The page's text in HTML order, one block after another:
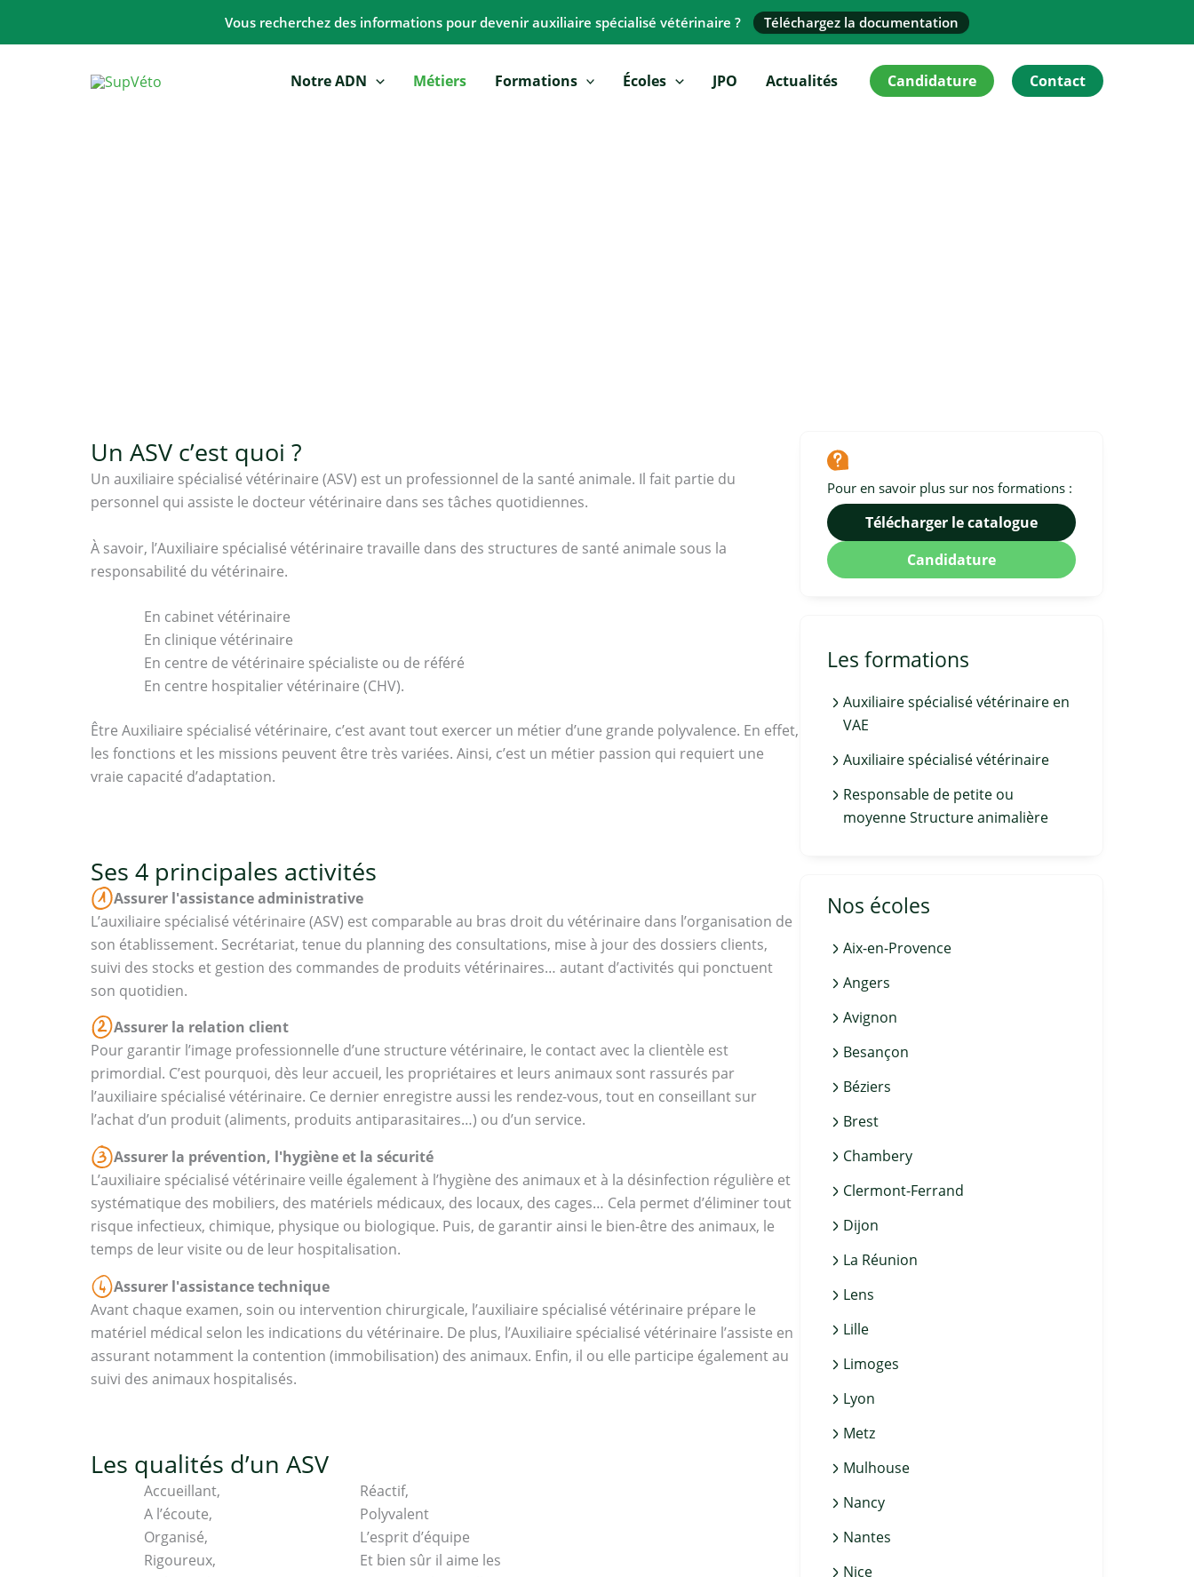
Vous recherchez des informations pour devenir auxiliaire spécialisé vétérinaire ? Téléchargez la documentation
Notre ADN Métiers Formations Écoles JPO Actualités Candidature Contact
Un ASV c’est quoi ?
Un auxiliaire spécialisé vétérinaire (ASV) est un professionnel de la santé animale. Il fait partie du
personnel qui assiste le docteur vétérinaire dans ses tâches quotidiennes.
À savoir, l’Auxiliaire spécialisé vétérinaire travaille dans des structures de santé animale sous la
responsabilité du vétérinaire.
En cabinet vétérinaire
En clinique vétérinaire
En centre de vétérinaire spécialiste ou de référé
En centre hospitalier vétérinaire (CHV).
Être Auxiliaire spécialisé vétérinaire, c’est avant tout exercer un métier d’une grande polyvalence. En effet,
les fonctions et les missions peuvent être très variées. Ainsi, c’est un métier passion qui requiert une
vraie capacité d’adaptation.
Ses 4 principales activités
Assurer l'assistance administrative
L’auxiliaire spécialisé vétérinaire (ASV) est comparable au bras droit du vétérinaire dans l’organisation de
son établissement. Secrétariat, tenue du planning des consultations, mise à jour des dossiers clients,
suivi des stocks et gestion des commandes de produits vétérinaires… autant d’activités qui ponctuent
son quotidien.
Assurer la relation client
Pour garantir l’image professionnelle d’une structure vétérinaire, le contact avec la clientèle est
primordial. C’est pourquoi, dès leur accueil, les propriétaires et leurs animaux sont rassurés par
l’auxiliaire spécialisé vétérinaire. Ce dernier enregistre aussi les rendez-vous, tout en conseillant sur
l’achat d’un produit (aliments, produits antiparasitaires…) ou d’un service.
Assurer la prévention, l'hygiène et la sécurité
L’auxiliaire spécialisé vétérinaire veille également à l’hygiène des animaux et à la désinfection régulière et
systématique des mobiliers, des matériels médicaux, des locaux, des cages… Cela permet d’éliminer tout
risque infectieux, chimique, physique ou biologique. Puis, de garantir ainsi le bien-être des animaux, le
temps de leur visite ou de leur hospitalisation.
Assurer l'assistance technique
Avant chaque examen, soin ou intervention chirurgicale, l’auxiliaire spécialisé vétérinaire prépare le
matériel médical selon les indications du vétérinaire. De plus, l’Auxiliaire spécialisé vétérinaire l’assiste en
assurant notamment la contention (immobilisation) des animaux. Enfin, il ou elle participe également au
suivi des animaux hospitalisés.
Les qualités d’un ASV
Accueillant,
A l’écoute,
Organisé,
Rigoureux,
Réactif,
Polyvalent
L’esprit d’équipe
Et bien sûr il aime les
Pour en savoir plus sur nos formations :
Télécharger le catalogue
Candidature
Les formations
Auxiliaire spécialisé vétérinaire en
VAE
Auxiliaire spécialisé vétérinaire
Responsable de petite ou
moyenne Structure animalière
Nos écoles
Aix-en-Provence
Angers
Avignon
Besançon
Béziers
Brest
Chambery
Clermont-Ferrand
Dijon
La Réunion
Lens
Lille
Limoges
Lyon
Metz
Mulhouse
Nancy
Nantes
Nice